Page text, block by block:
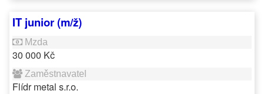
IT junior (m/ž)
30 000 Kč
Flídr metal s.r.o.